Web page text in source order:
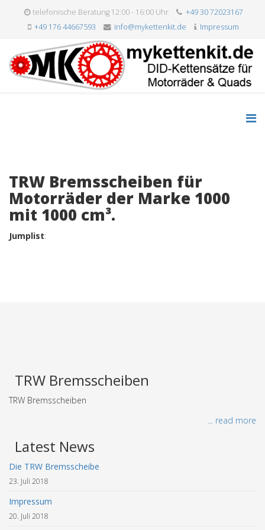
telefonische Beratung 12:00 - 16:00 Uhr
+49 30 72023167
+49 176 44667593
info@mykettenkit.de Impressum
TRW Bremsscheiben für
Motorräder der Marke 1000
mit 1000 cm³.
Jumplist:
TRW Bremsscheiben
TRW Bremsscheiben
... read more
Latest News
Die TRW Bremsscheibe
23. Juli 2018
Impressum
20. Juli 2018